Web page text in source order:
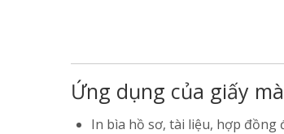
Ứng dụng của giấy
In bìa hồ sơ, tài liệu, hợp đồng